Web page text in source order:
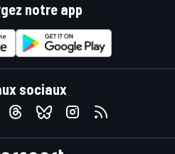
notre app
sociaux